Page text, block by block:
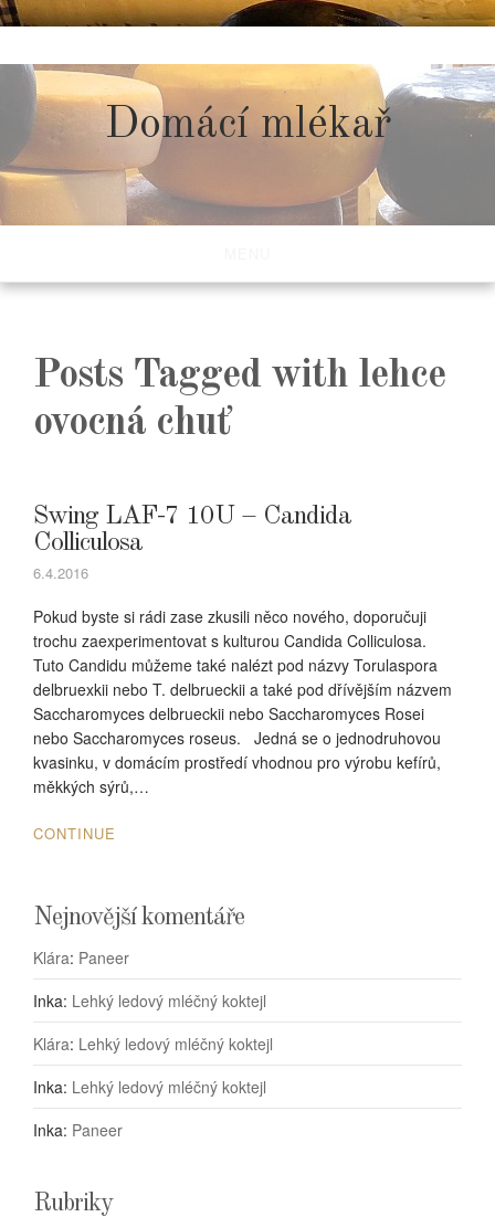
to
content
Domácí mlékař
Posts Tagged with lehce
ovocná chuť
Swing LAF-7 10U – Candida
Colliculosa
6.4.2016
Pokud byste si rádi zase zkusili něco nového, doporučuji
trochu zaexperimentovat s kulturou Candida Colliculosa.
Tuto Candidu můžeme také nalézt pod názvy Torulaspora
delbruexkii nebo T. delbrueckii a také pod dřívějším názvem
Saccharomyces delbrueckii nebo Saccharomyces Rosei
nebo Saccharomyces roseus. Jedná se o jednodruhovou
kvasinku, v domácím prostředí vhodnou pro výrobu kefírů,
měkkých sýrů,…
CONTINUE
Nejnovější komentáře
Klára: Paneer
Inka: Lehký ledový mléčný koktejl
Klára: Lehký ledový mléčný koktejl
Inka: Lehký ledový mléčný koktejl
Inka: Paneer
Rubriky